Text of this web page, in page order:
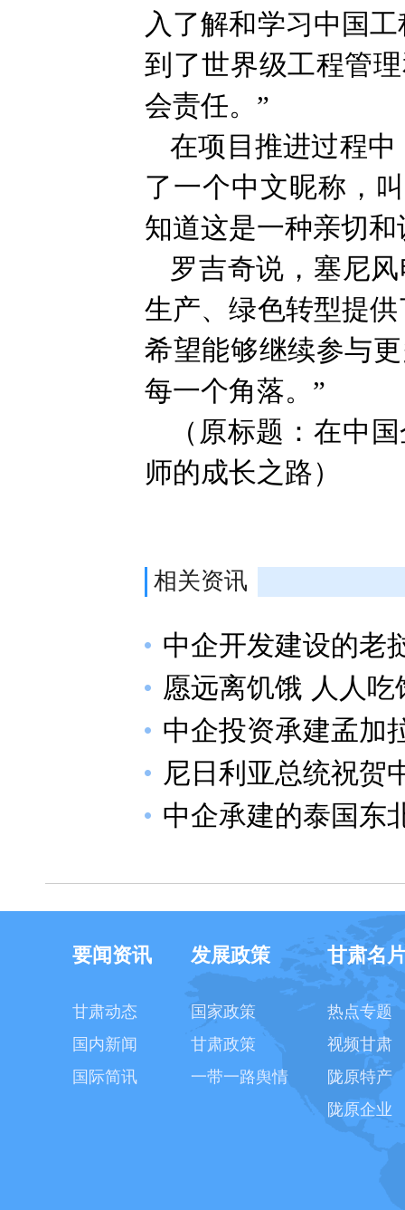
入了解和学习中国
到了世界级工程管
会责任。”
在项目推进过程
了一个中文昵称，
知道这是一种亲切
罗吉奇说，塞尼
生产、绿色转型提
希望能够继续参与
每一个角落。”
（原标题：在中
师的成长之路）
相关资讯
中企开发建设的老
愿远离饥饿 人人
中企投资承建孟加
尼日利亚总统祝贺
中企承建的泰国东
要闻资讯
甘肃动态
国内新闻
国际简讯
发展政策
国家政策
甘肃政策
一带一路舆情
甘肃名
热点专题
视频甘肃
陇原特产
陇原企业